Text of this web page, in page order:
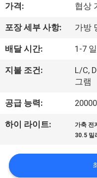
대
하
여
장
여
가격: 협상
포장 세부 사항: 가방
배달 시간: 1-7 일
지불 조건:
L/C,
그램
공급 능력:
하이 라이트: 가축 전
30.5 밀